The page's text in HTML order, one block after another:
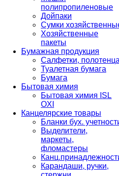
полипропиленовые
Дойпаки
Сумки
Хозяйственные
пакеты
Бумажная продукция
Салфетки, полотенца
Туалетная бумага
Бумага
Бытовая химия
Бытовая химия ISL
OXI
Канцелярские товары
Бланки бух.
Выделители,
маркеты,
фломастеры
Карандаши, ручки,